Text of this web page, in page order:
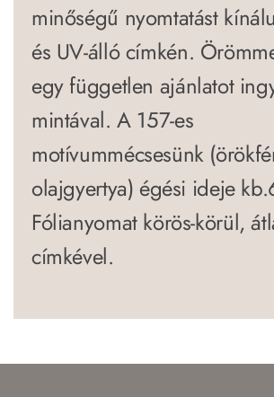
minőségű nyomtatást
és UV-álló címkén.
egy független ajánlatot
mintával. A 157-es
motívummécsesünk
olajgyertya) égési ideje
Fólianyomat körös-körül,
címkével.